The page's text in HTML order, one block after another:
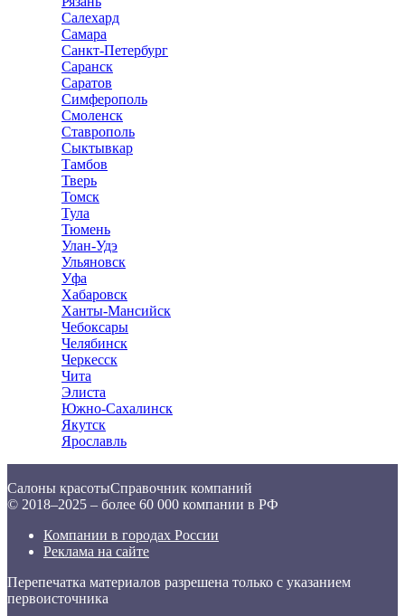
Салехард
Самара
Санкт-Петербург
Саранск
Саратов
Симферополь
Смоленск
Ставрополь
Сыктывкар
Тамбов
Тверь
Томск
Тула
Тюмень
Улан-Удэ
Ульяновск
Уфа
Хабаровск
Ханты-Мансийск
Чебоксары
Челябинск
Черкесск
Чита
Элиста
Южно-Сахалинск
Якутск
Ярославль
Салоны красотыСправочник компаний
© 2018–2025 – более 60 000 компании в РФ
Компании в городах России
Реклама на сайте
Перепечатка материалов разрешена только с указанием
первоисточника